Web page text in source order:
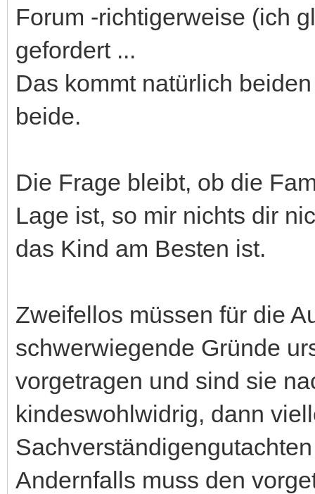
Forum -richtigerweise (ich
gefordert ...
Das kommt natürlich
beide.
Die Frage bleibt, ob die
Lage ist, so mir nichts dir
das Kind am Besten ist.
Zweifellos müssen für die
schwerwiegende Gründe
vorgetragen und sind sie
kindeswohlwidrig, dann
Andernfalls muss den